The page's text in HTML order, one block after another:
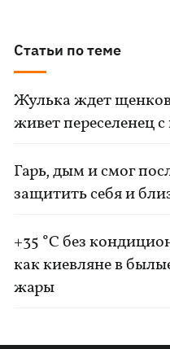
Статьи по теме
Жулька ждет
живет переселенец
Гарь, дым и смог
защитить себя и
+35 °C без
как киевляне в
жары